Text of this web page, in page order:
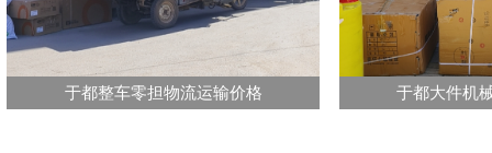
于都整车零担物流运输价格 于都大件机